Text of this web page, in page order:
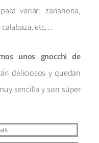
variar: zanahoria,
calabaza, etc…
unos gnocchi de
deliciosos y quedan
sencilla y son súper